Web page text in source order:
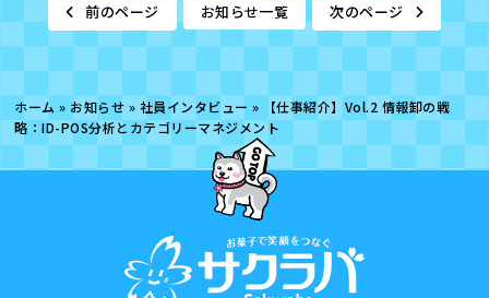
前のページ お知らせ一覧 次のページ
ホーム » お知らせ » 社員インタビュー »
【仕事紹介】Vol.2 情報卸の戦
略：ID-POS分析とカテゴリーマネジメント